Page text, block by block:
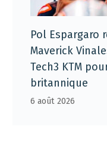
Pol Espargaro
Maverick
Tech3 KTM
britannique
6 août 2026